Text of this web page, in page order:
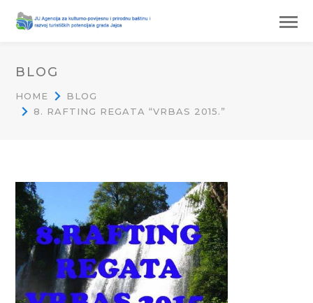
BLOG
HOME
BLOG
8. RAFTING REGATA “VRBAS 2015.”